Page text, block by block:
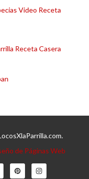
Video Receta
Receta Casera
de Páginas Web